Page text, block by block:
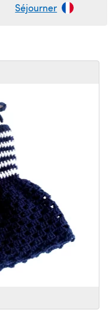
Séjourner